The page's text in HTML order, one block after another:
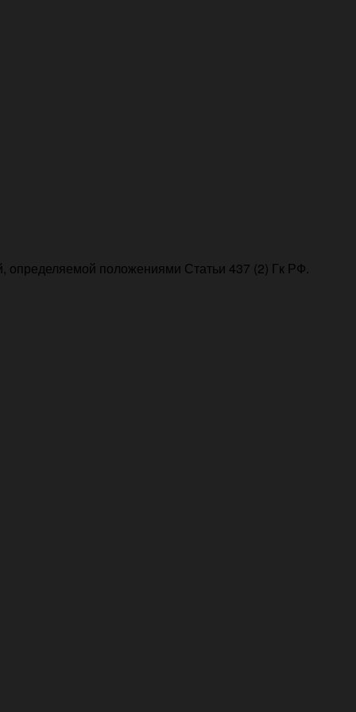
определяемой положениями Статьи 437 (2) Гк РФ.